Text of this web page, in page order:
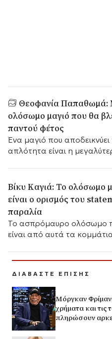
Θεοφανία Παπαθωμά:
ολόσωμο μαγιό που θα
παντού φέτος
Ένα μαγιό που
απλότητα είναι η
Βίκυ Καγιά: Το ολόσωμο
είναι ο ορισμός του
παραλία
Το ασπρόμαυρο ολόσωμο
είναι από αυτά τα
ΔΙΑΒΑΣΤΕ ΕΠΙΣΗΣ
Μόργκαν
χρήματα και τις
πληρώσουν